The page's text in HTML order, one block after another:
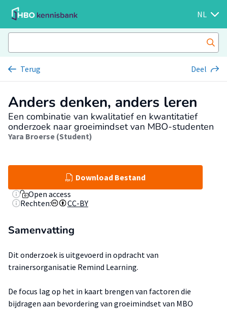
NL
Terug Deel
Anders denken, anders leren
Een combinatie van kwalitatief en kwantitatief
onderzoek naar groeimindset van MBO-studenten
Yara Broerse (Student)
Download Bestand
Open access
Rechten:
CC-BY
Samenvatting
Dit onderzoek is uitgevoerd in opdracht van
trainersorganisatie Remind Learning.
De focus lag op het in kaart brengen van factoren die
bijdragen aan bevordering van groeimindset van MBO